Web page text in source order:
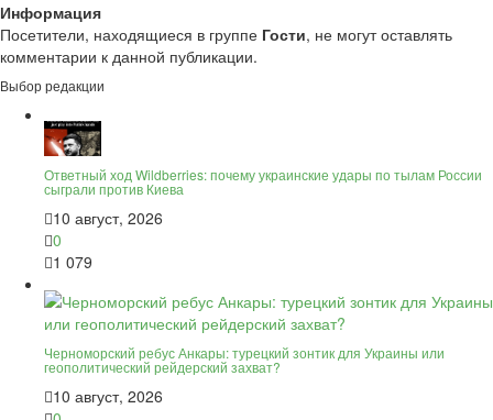
Информация
Посетители, находящиеся в группе Гости, не могут оставлять
комментарии к данной публикации.
Выбор редакции
Ответный ход Wildberries: почему украинские удары по тылам России
сыграли против Киева
10 август, 2026
0
1 079
Черноморский ребус Анкары: турецкий зонтик для Украины или
геополитический рейдерский захват?
10 август, 2026